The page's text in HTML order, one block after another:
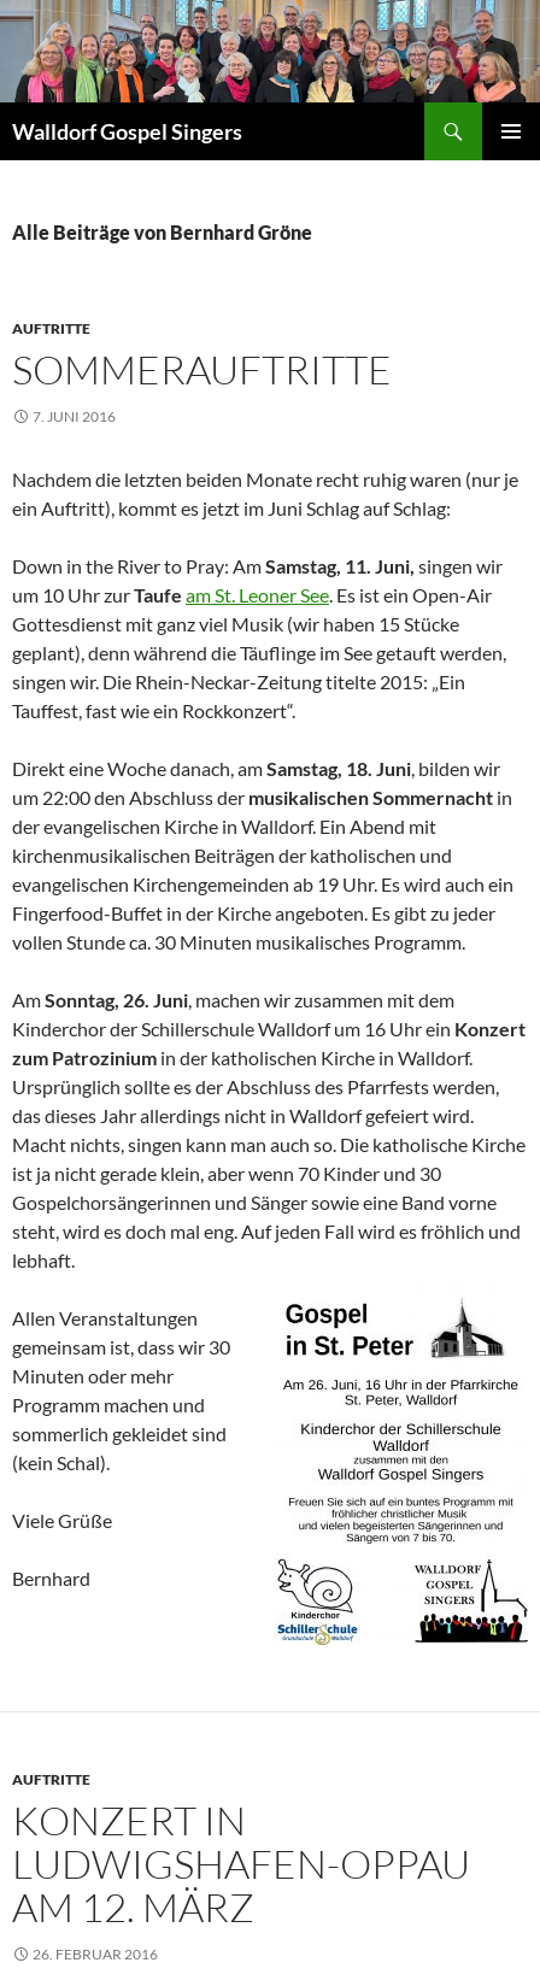
Zum
Inhalt
springen
Walldorf Gospel Singers
Alle Beiträge von Bernhard Gröne
AUFTRITTE
SOMMERAUFTRITTE
7. JUNI 2016
Nachdem die letzten beiden Monate recht ruhig waren (nur je
ein Auftritt), kommt es jetzt im Juni Schlag auf Schlag:
Down in the River to Pray: AmSamstag, 11. Juni, singen wir
um 10 Uhr zurTaufe am St. Leoner See. Es ist ein Open-Air
Gottesdienst mit ganz viel Musik (wir haben 15 Stücke
geplant), denn während die Täuflinge im See getauft werden,
singen wir. Die Rhein-Neckar-Zeitung titelte 2015: „Ein
Tauffest, fast wie ein Rockkonzert“.
Direkt eine Woche danach, amSamstag, 18. Juni, bilden wir
um 22:00 den Abschluss der musikalischen Sommernacht in
der evangelischen Kirche in Walldorf. Ein Abend mit
kirchenmusikalischen Beiträgen der katholischen und
evangelischen Kirchengemeinden ab 19 Uhr. Es wird auch ein
Fingerfood-Buffet in der Kirche angeboten. Es gibt zu jeder
vollen Stunde ca. 30 Minuten musikalisches Programm.
AmSonntag, 26. Juni, machen wir zusammen mit dem
Kinderchor der Schillerschule Walldorf um 16 Uhr ein Konzert
zum Patrozinium in der katholischen Kirche in Walldorf.
Ursprünglich sollte es der Abschluss des Pfarrfests werden,
das dieses Jahr allerdings nicht in Walldorf gefeiert wird.
Macht nichts, singen kann man auch so. Die katholische Kirche
ist ja nicht gerade klein, aber wenn 70 Kinder und 30
Gospelchorsängerinnen und Sänger sowie eine Band vorne
steht, wird es doch mal eng. Auf jeden Fall wird es fröhlich und
lebhaft.
Allen Veranstaltungen
gemeinsam ist, dass wir 30
Minuten oder mehr
Programm machen und
sommerlich gekleidet sind
(kein Schal).
Viele Grüße
Bernhard
AUFTRITTE
KONZERT IN
LUDWIGSHAFEN-OPPAU
AM 12. MÄRZ
26. FEBRUAR 2016